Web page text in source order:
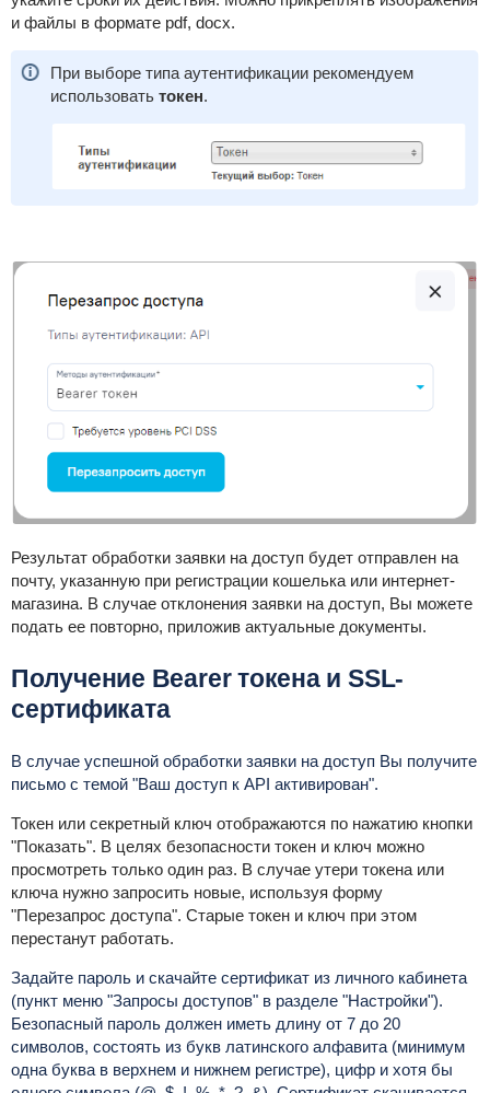
и файлы в формате pdf, docx.
При выборе типа аутентификации рекомендуем
использовать токен.
Результат обработки заявки на доступ будет отправлен на
почту, указанную при регистрации кошелька или интернет-
магазина. В случае отклонения заявки на доступ, Вы можете
подать ее повторно, приложив актуальные документы.
Получение Bearer токена и SSL-
сертификата
В случае успешной обработки заявки на доступ Вы получите
письмо с темой "Ваш доступ к API активирован".
Токен или секретный ключ отображаются по нажатию кнопки
"Показать". В целях безопасности токен и ключ можно
просмотреть только один раз. В случае утери токена или
ключа нужно запросить новые, используя форму
"Перезапрос доступа". Старые токен и ключ при этом
перестанут работать.
Задайте пароль и скачайте сертификат из личного кабинета
(пункт меню "Запросы доступов" в разделе "Настройки").
Безопасный пароль должен иметь длину от 7 до 20
символов, состоять из букв латинского алфавита (минимум
одна буква в верхнем и нижнем регистре), цифр и хотя бы